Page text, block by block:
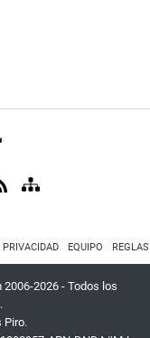
PRIVACIDAD EQUIPO
2026 - Todos los
Piro.